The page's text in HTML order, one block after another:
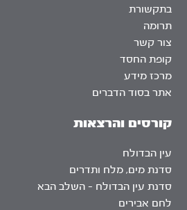
בתקשורת
תרומה
צור קשר
קופת החסד
מרכז מידע
אתר בסוד הדברים
קורסים והרצאות
עין הבדולח
סדנת מים, מלח ותדרים
סדנת עין הבדולח – השלב הבא
לחם אבירים